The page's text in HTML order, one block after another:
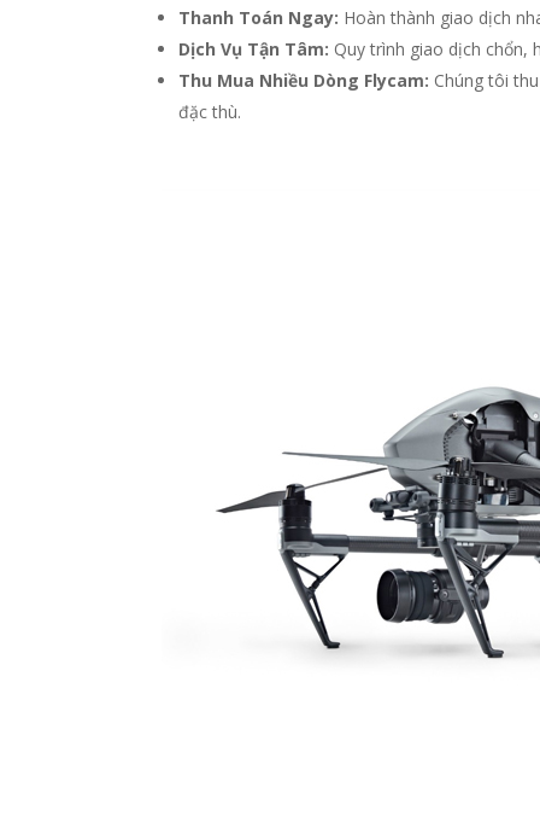
Thanh Toán Ngay: Hoàn thành giao dịch
Dịch Vụ Tận Tâm: Quy trình giao dịch chổn,
Thu Mua Nhiều Dòng Flycam: Chúng tôi
đặc thù.